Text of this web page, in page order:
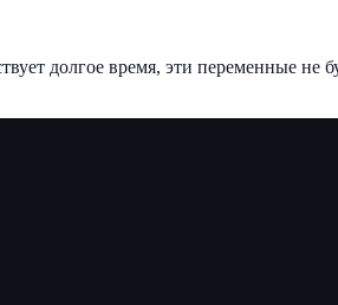
долгое время, эти переменные не